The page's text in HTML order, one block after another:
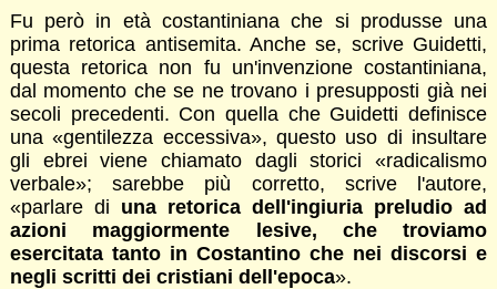
Fu però in età costantiniana che si produsse una
prima retorica antisemita. Anche se, scrive Guidetti,
questa retorica non fu un'invenzione costantiniana,
dal momento che se ne trovano i presupposti già nei
secoli precedenti. Con quella che Guidetti definisce
una «gentilezza eccessiva», questo uso di insultare
gli ebrei viene chiamato dagli storici «radicalismo
verbale»; sarebbe più corretto, scrive l'autore,
«parlare di una retorica dell'ingiuria preludio ad
azioni maggiormente lesive, che troviamo
esercitata tanto in Costantino che nei discorsi e
negli scritti dei cristiani dell'epoca».